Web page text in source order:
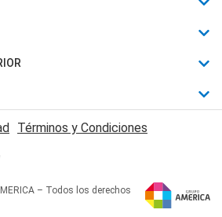
Términos y Condiciones
– Todos los derechos